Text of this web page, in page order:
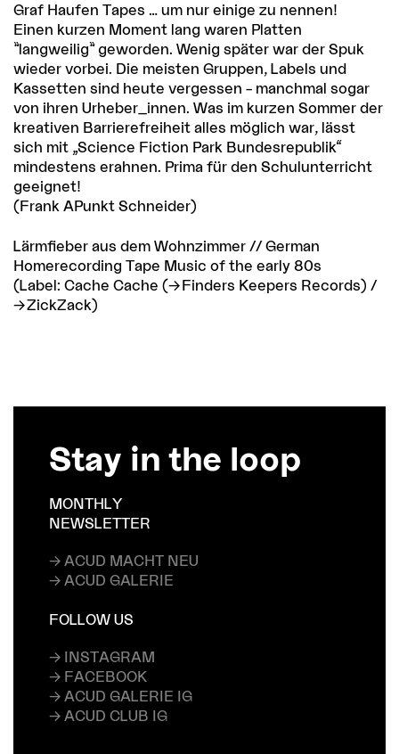
Graf Haufen Tapes … um nur einige zu nennen!
Einen kurzen Moment lang waren Platten
”langweilig” geworden. Wenig später war der Spuk
wieder vorbei. Die meisten Gruppen, Labels und
Kassetten sind heute vergessen – manchmal sogar
von ihren Urheber_innen. Was im kurzen Sommer der
kreativen Barrierefreiheit alles möglich war, lässt
sich mit „Science Fiction Park Bundesrepublik“
mindestens erahnen. Prima für den Schulunterricht
geeignet!
(Frank APunkt Schneider)
Lärmfieber aus dem Wohnzimmer // German
Homerecording Tape Music of the early 80s
(Label: Cache Cache (
Finders Keepers Records) /
ZickZack)
Stay in the loop
MONTHLY
NEWSLETTER
→ ACUD MACHT NEU
→ ACUD GALERIE
FOLLOW US
→ INSTAGRAM
→ FACEBOOK
→ ACUD GALERIE IG
→ ACUD CLUB IG